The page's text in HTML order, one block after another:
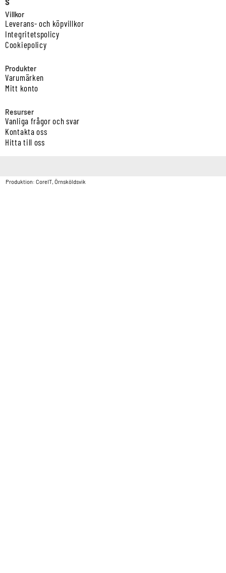
Villkor
Leverans- och köpvillkor
Integritetspolicy
Cookiepolicy
Produkter
Varumärken
Mitt konto
Resurser
Vanliga frågor och svar
Kontakta oss
Hitta till oss
Produktion: CoreIT, Örnsköldsvik